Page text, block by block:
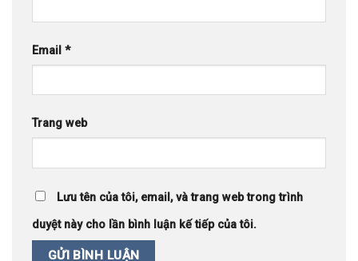
Email *
Trang web
Lưu tên của tôi, email, và trang web trong trình
duyệt này cho lần bình luận kế tiếp của tôi.